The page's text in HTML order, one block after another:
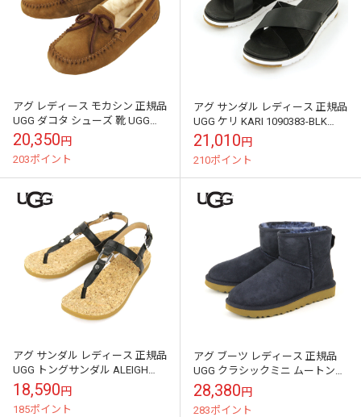
アグ レディース モカシン 正規品
UGG ダコタ シューズ 靴 UGG
DAKOTA MOCCASIN 1107949
CHES...
20,350円
203ポイント
アグ サンダル レディース 正規品
UGG ケリ KARI 1090383-BLK
BLACK A31B B1C C4D D3E ...
21,010円
210ポイント
アグ サンダル レディース 正規品
UGG トングサンダル ALEIGH
1112677-BLK BLACK A31B B1C
C...
18,590円
185ポイント
アグ ブーツ レディース 正規品
UGG クラシックミニ ムートンブ
ーツ CLASSIC MINI Ⅱ 1016222-
NAVY ...
28,380円
283ポイント